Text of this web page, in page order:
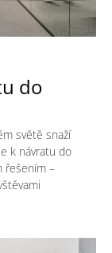
do
světě snaží
k návratu do
řešením –